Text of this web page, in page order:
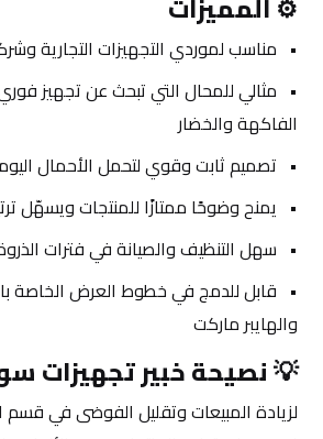
مناسب لموردي التجهيزات التجارية
الفاكهة والخضار
تصميم ثابت وقوي لتحمل الأحمال
يمنح وضوحًا ممتازًا للمنتجات ويسهّل
سهل التنظيف والصيانة في فترات
والهايبر ماركت
💡 نصيحة خبير تجهيزات